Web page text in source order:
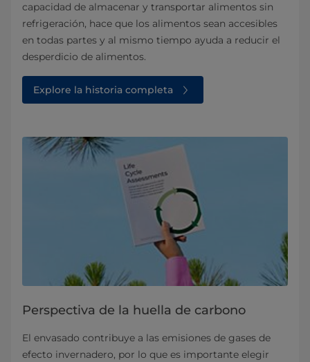
capacidad de almacenar y transportar alimentos sin
refrigeración, hace que los alimentos sean accesibles
en todas partes y al mismo tiempo ayuda a reducir el
desperdicio de alimentos.
Explore la historia completa
Perspectiva de la huella de carbono
El envasado contribuye a las emisiones de gases de
efecto invernadero, por lo que es importante elegir